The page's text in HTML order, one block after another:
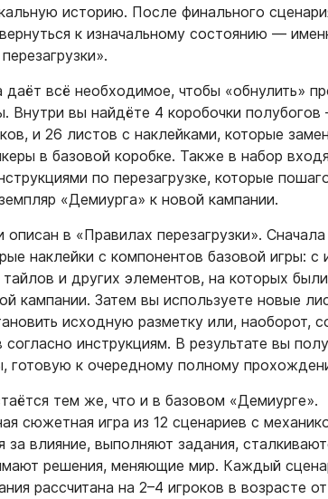
историю. После финального
к изначальному состоянию —
всё необходимое, чтобы «обнулить»
Внутри вы найдёте 4 коробочки
и 26 листов с наклейками, которые
в базовой коробке. Также в набор
по перезагрузке, которые
«Демиурга» к новой кампании.
описан в «Правилах перезагрузки».
наклейки с компонентов базовой игры: с
и других элементов, на которых
кампании. Затем вы используете новые
исходную разметку или, наоборот,
инструкциям. В результате вы
готовую к очередному полному
тем же, что и в базовом «Демиурге».
сюжетная игра из 12 сценариев с
за влияние, выполняют задания,
решения, меняющие мир. Каждый
рассчитана на 2–4 игроков в возрасте